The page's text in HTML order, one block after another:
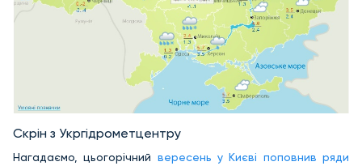
Скрін з Укргідрометцентру
Нагадаємо, цьогорічний вересень у Києві поповнив ряди